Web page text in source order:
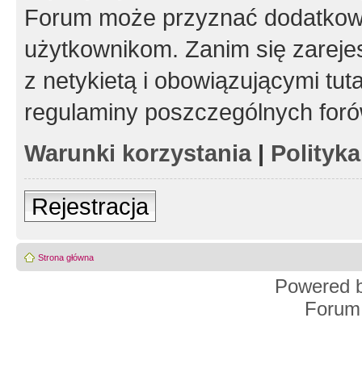
Forum może przyznać
użytkownikom. Zanim się
z netykietą i obowiązującymi
regulaminy poszczególnych
Warunki korzystania|
Rejestracja
Strona główna
Powered